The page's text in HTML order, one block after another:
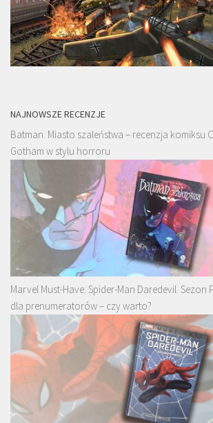
NAJNOWSZE RECENZJE
Batman. Miasto szaleństwa – recenzja komiksu
Gotham w stylu horroru
Marvel Must-Have: Spider-Man Daredevil. Sezon
dla prenumeratorów – czy warto?